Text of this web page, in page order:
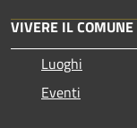
VIVERE IL COMUNE
Luoghi
Eventi